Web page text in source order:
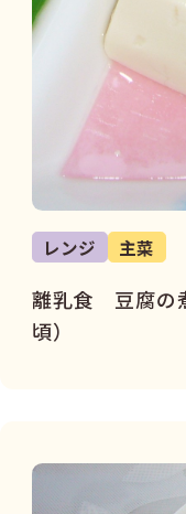
レンジ 主菜
離乳食 豆腐の
頃）